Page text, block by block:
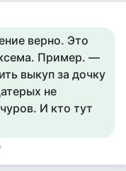
верно. Это
Пример. —
выкуп за дочку
не
И кто тут